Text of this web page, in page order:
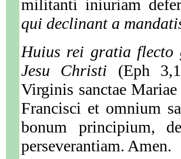
militanti iniuriam
qui declinant a
Huius rei gratia flecto
Jesu Christi (Eph
Virginis sanctae
Francisci et omnium
bonum principium,
perseverantiam. Amen.